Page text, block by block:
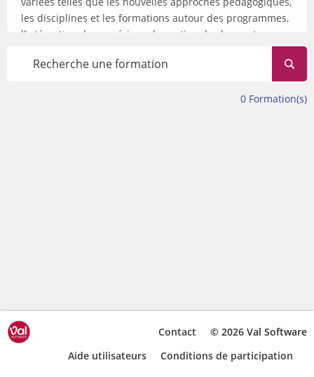
les disciplines et les formations autour des programmes,
l’intégration du numérique, la gestion de classe et
l'inclusion scolaire. Que vous cherchiez à enrichir vos
connaissances, perfectionner vos pratiques ou vous
formations vous accompagneront à chaque étape de
0 Formation(s)
© 2026 Val Software
Contact
Conditions de participation
Aide utilisateurs